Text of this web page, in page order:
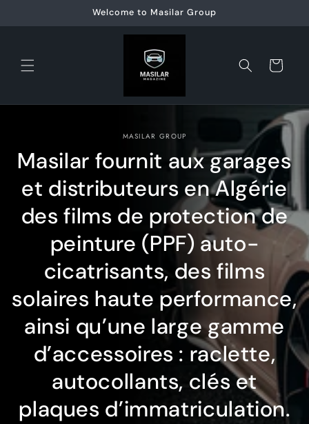
au
Welcome to Masilar Group
Panier
MASILAR GROUP
Masilar fournit aux garages
et distributeurs en Algérie
des films de protection de
peinture (PPF) auto-
cicatrisants, des films
solaires haute performance,
ainsi qu’une large gamme
d’accessoires : raclette,
autocollants, clés et
plaques d’immatriculation.